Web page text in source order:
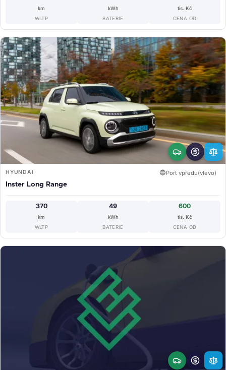
km
WLTP
kWh
BATERIE
tis. Kč
CENA OD
HYUNDAI 🔵Port vpředu(vlevo)
Inster Long Range
370
km
WLTP
49
kWh
BATERIE
600
tis. Kč
CENA OD